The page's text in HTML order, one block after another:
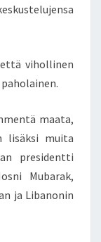
vihollinen
maata,
lisäksi muita
presidentti
Mubarak,
ja Libanonin